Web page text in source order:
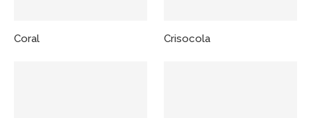
Coral Crisocola